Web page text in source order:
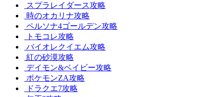
スプラレイダース攻略
時のオカリナ攻略
ペルソナ4ゴールデン攻略
トモコレ攻略
バイオレクイエム攻略
紅の砂漠攻略
デイモン&ベイビー攻略
ポケモンZA攻略
ドラクエ7攻略